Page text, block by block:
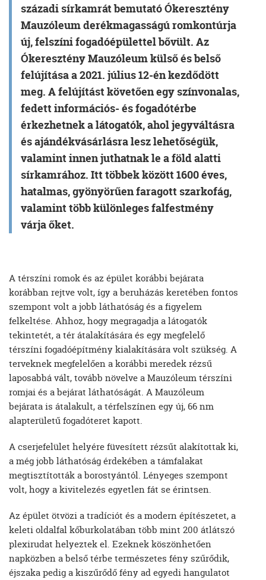
századi sírkamrát bemutató Ókeresztény
Mauzóleum derékmagasságú romkontúrja
új, felszíni fogadóépülettel bővült. Az
Ókeresztény Mauzóleum külső és belső
felújítása a 2021. július 12-én kezdődött
meg. A felújítást követően egy színvonalas,
fedett információs- és fogadótérbe
érkezhetnek a látogatók, ahol jegyváltásra
és ajándékvásárlásra lesz lehetőségük,
valamint innen juthatnak le a föld alatti
sírkamrához. Itt többek között 1600 éves,
hatalmas, gyönyörűen faragott szarkofág,
valamint több különleges falfestmény
várja őket.
A térszíni romok és az épület korábbi bejárata
korábban rejtve volt, így a beruházás keretében fontos
szempont volt a jobb láthatóság és a figyelem
felkeltése. Ahhoz, hogy megragadja a látogatók
tekintetét, a tér átalakítására és egy megfelelő
térszíni fogadóépítmény kialakítására volt szükség. A
terveknek megfelelően a korábbi meredek rézsű
laposabbá vált, tovább növelve a Mauzóleum térszíni
romjai és a bejárat láthatóságát. A Mauzóleum
bejárata is átalakult, a térfelszínen egy új, 66 nm
alapterületű fogadóteret kapott.
A cserjefelület helyére füvesített rézsűt alakítottak ki,
a még jobb láthatóság érdekében a támfalakat
megtisztították a borostyántól. Lényeges szempont
volt, hogy a kivitelezés egyetlen fát se érintsen.
Az épület ötvözi a tradíciót és a modern építészetet, a
keleti oldalfal kőburkolatában több mint 200 átlátszó
plexirudat helyeztek el. Ezeknek köszönhetően
napközben a belső térbe természetes fény szűrődik,
éjszaka pedig a kiszűrődő fény ad egyedi hangulatot